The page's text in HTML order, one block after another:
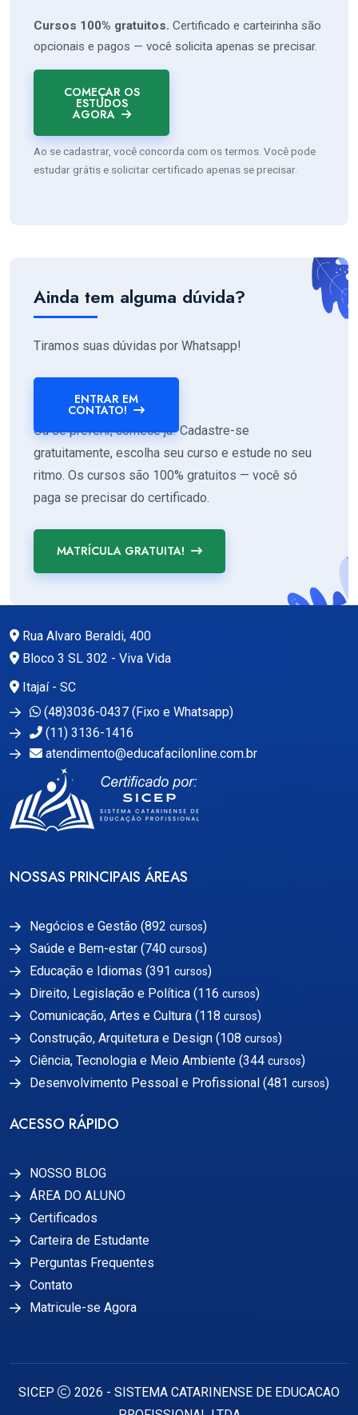
Cursos 100% gratuitos. Certificado e carteirinha são
opcionais e pagos — você solicita apenas se precisar.
COMEÇAR OS
ESTUDOS
AGORA
Ao se cadastrar, você concorda com os termos. Você pode
estudar grátis e solicitar certificado apenas se precisar.
Ainda tem alguma dúvida?
Tiramos suas dúvidas por Whatsapp!
ENTRAR EM
CONTATO!
Ou se preferir, comece já! Cadastre-se
gratuitamente, escolha seu curso e estude no seu
ritmo. Os cursos são 100% gratuitos — você só
paga se precisar do certificado.
MATRÍCULA GRATUITA!
Rua Alvaro Beraldi, 400
Bloco 3 SL 302 - Viva Vida
Itajaí - SC
(48)3036-0437 (Fixo e Whatsapp)
(11) 3136-1416
atendimento@educafacilonline.com.br
NOSSAS PRINCIPAIS ÁREAS
Negócios e Gestão (892 cursos)
Saúde e Bem-estar (740 cursos)
Educação e Idiomas (391 cursos)
Direito, Legislação e Política (116 cursos)
Comunicação, Artes e Cultura (118 cursos)
Construção, Arquitetura e Design (108 cursos)
Ciência, Tecnologia e Meio Ambiente (344 cursos)
Desenvolvimento Pessoal e Profissional (481 cursos)
ACESSO RÁPIDO
NOSSO BLOG
ÁREA DO ALUNO
Certificados
Carteira de Estudante
Perguntas Frequentes
Contato
Matricule-se Agora
SICEP
2026 - SISTEMA CATARINENSE DE EDUCACAO